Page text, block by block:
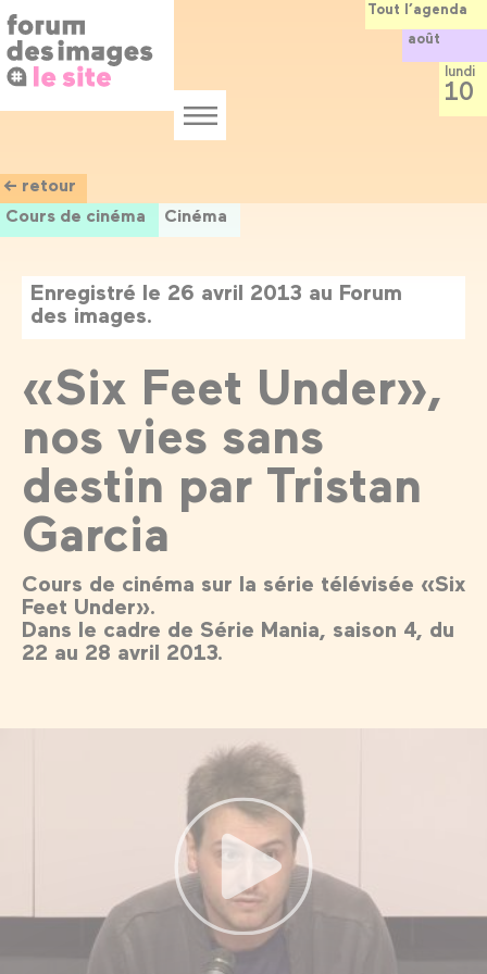
au
contenu
principal
Menu
← retour
Cours de cinéma
Cinéma
Enregistré le 26 avril 2013 au Forum
des images.
«Six Feet Under»,
nos vies sans
destin par Tristan
Garcia
Cours de cinéma sur la série télévisée «Six
Feet Under».
Dans le cadre de Série Mania, saison 4, du
22 au 28 avril 2013.
Tout l’agenda
août
lundi
10